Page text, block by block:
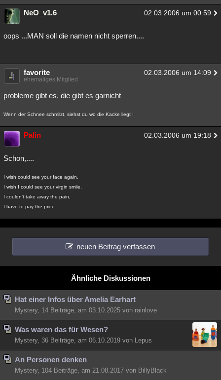
NeO_v1.6 02.03.2006 um 00:59
oops ...MAN soll die namen nicht sperren....
favorite 02.03.2006 um 14:09
ehemaliges Mitglied
probleme gibt es, die gibt es garnicht
Wenn der Schnee schmilzt, siehst du wo die Kacke liegt !
Palin 02.03.2006 um 19:18
Schon,....
I wish could see your face again,
I wish I could see your virgin smile,
I couldn't take away the pain,
I have to pay the price.
neuen Beitrag verfassen
Ähnliche Diskussionen
Hat einer Infos über Amelia Earhart
Mystery, 14 Beiträge, am 03.10.2025 von rainlove
Was waren das für Wesen?
Mystery, 36 Beiträge, am 06.10.2019 von Lepus
An Personen denken
Mystery, 104 Beiträge, am 21.08.2017 von BillyBlack